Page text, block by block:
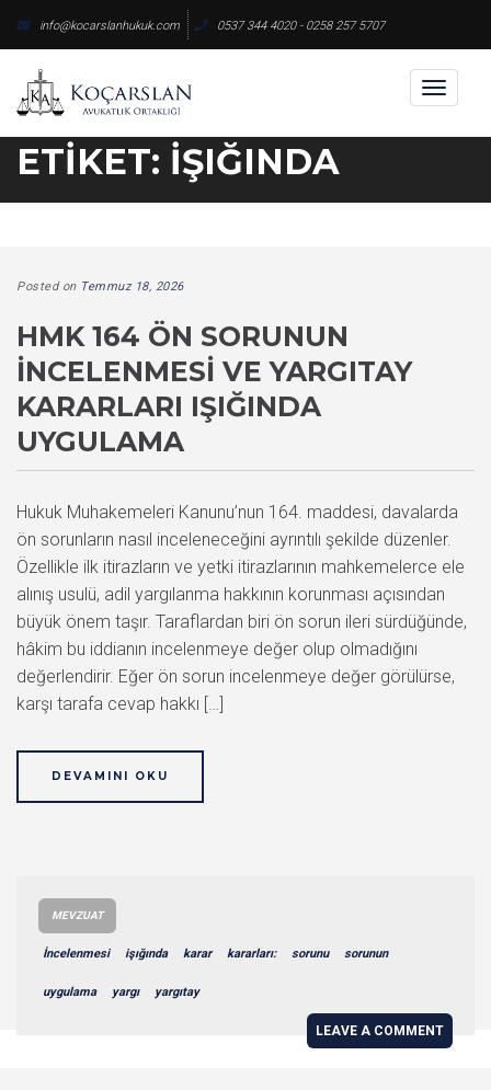
content
info@kocarslanhukuk.com 0537 344 4020 - 0258 257 5707
Toggle
ETIKET: IŞIĞINDA
Posted on Temmuz 18, 2026
HMK 164 ÖN SORUNUN
İNCELENMESI VE YARGITAY
KARARLARI IŞIĞINDA
UYGULAMA
Hukuk Muhakemeleri Kanunu’nun 164. maddesi, davalarda
ön sorunların nasıl inceleneceğini ayrıntılı şekilde düzenler.
Özellikle ilk itirazların ve yetki itirazlarının mahkemelerce ele
alınış usulü, adil yargılanma hakkının korunması açısından
büyük önem taşır. Taraflardan biri ön sorun ileri sürdüğünde,
hâkim bu iddianın incelenmeye değer olup olmadığını
değerlendirir. Eğer ön sorun incelenmeye değer görülürse,
karşı tarafa cevap hakkı […]
DEVAMINI OKU
MEVZUAT
İncelenmesi işığında karar kararları: sorunu sorunun
uygulama yargı yargıtay
LEAVE A COMMENT